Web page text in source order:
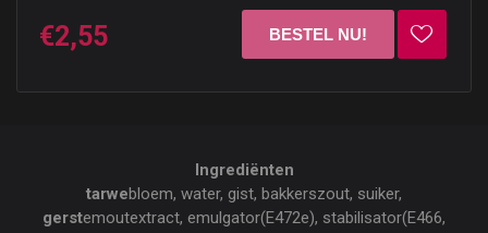
€2,55
Ingrediënten
tarwebloem, water, gist, bakkerszout, suiker,
gerstemoutextract, emulgator(E472e), stabilisator(E466,